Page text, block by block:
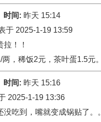
时间: 昨天 15:14
于 2025-1-19 13:59
！！
，稀饭2元，茶叶蛋1.5元。
时间: 昨天 15:16
2025-1-19 13:36
没吃到，嘴就变成锅贴了。